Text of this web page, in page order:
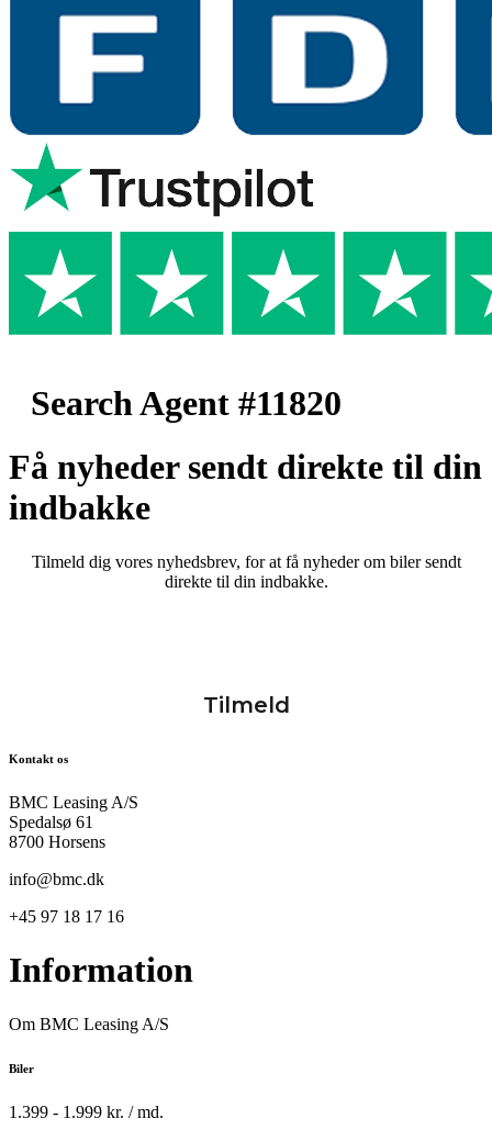
Search Agent #11820
Få nyheder sendt direkte til din
indbakke
Tilmeld dig vores nyhedsbrev, for at få nyheder om biler sendt
direkte til din indbakke.
Kontakt os
BMC Leasing A/S
Spedalsø 61
8700 Horsens
info@bmc.dk
+45 97 18 17 16
Information
Om BMC Leasing A/S
Biler
1.399 - 1.999 kr. / md.